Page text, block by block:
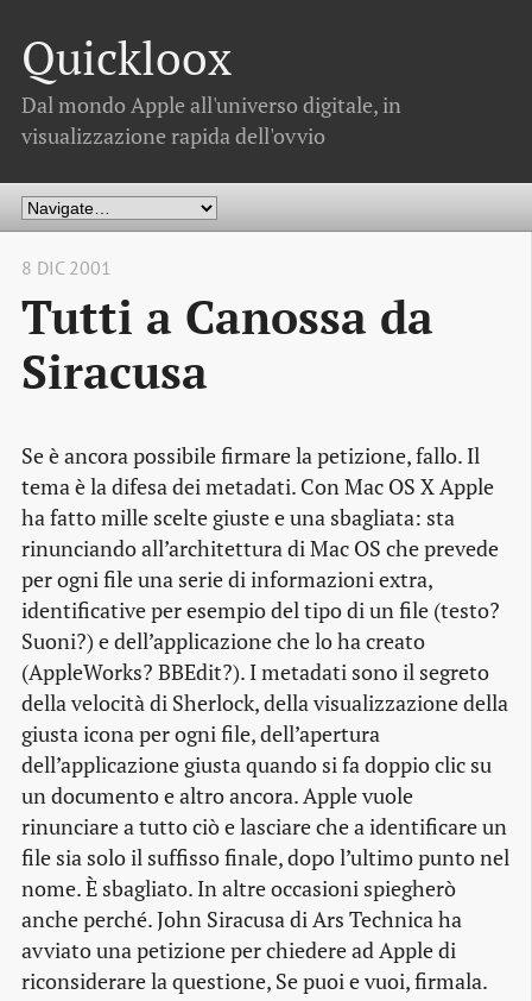
Quickloox
Dal mondo Apple all'universo digitale, in
visualizzazione rapida dell'ovvio
8 DIC 2001
Tutti a Canossa da
Siracusa
Se è ancora possibile firmare la petizione, fallo. Il
tema è la difesa dei metadati. Con Mac OS X Apple
ha fatto mille scelte giuste e una sbagliata: sta
rinunciando all’architettura di Mac OS che prevede
per ogni file una serie di informazioni extra,
identificative per esempio del tipo di un file (testo?
Suoni?) e dell’applicazione che lo ha creato
(AppleWorks? BBEdit?). I metadati sono il segreto
della velocità di Sherlock, della visualizzazione della
giusta icona per ogni file, dell’apertura
dell’applicazione giusta quando si fa doppio clic su
un documento e altro ancora. Apple vuole
rinunciare a tutto ciò e lasciare che a identificare un
file sia solo il suffisso finale, dopo l’ultimo punto nel
nome. È sbagliato. In altre occasioni spiegherò
anche perché. John Siracusa di Ars Technica ha
avviato una petizione per chiedere ad Apple di
riconsiderare la questione, Se puoi e vuoi, firmala.